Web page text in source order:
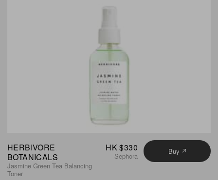
HERBIVORE
BOTANICALS
Jasmine Green Tea Balancing
Toner
HK $330
Sephora Buy